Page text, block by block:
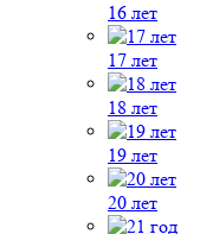
16 лет
17 лет
18 лет
19 лет
20 лет